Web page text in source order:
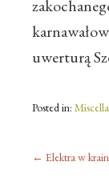
uwerturą
Posted in:
← Elektra w